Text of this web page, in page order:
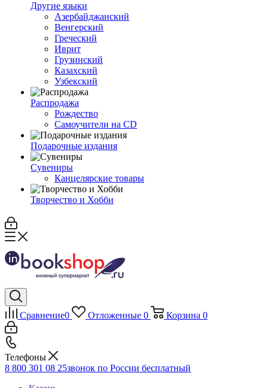
Другие языки
Азербайджанский
Венгерский
Греческий
Иврит
Грузинский
Казахский
Узбекский
Распродажа
Рождество
Самоучители на CD
Подарочные издания
Сувениры
Канцелярские товары
Творчество и Хобби
Сравнение0 Отложенные 0 Корзина 0
Телефоны
8 800 301 08 25звонок по России бесплатный